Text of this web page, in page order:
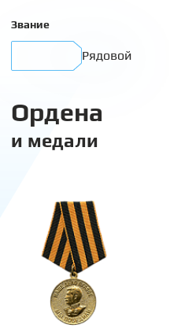
Звание
Рядовой
Ордена
и медали